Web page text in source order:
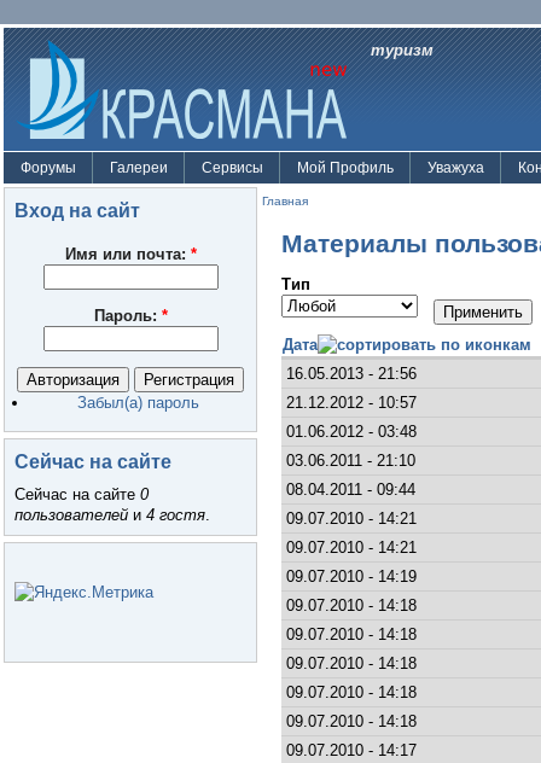
туризм
Форумы Галереи Сервисы Мой Профиль Уважуха
Вход на сайт
Имя или почта: *
Пароль: *
Забыл(а) пароль
Сейчас на сайте
Сейчас на сайте 0
пользователей и 4 гостя
Главная
Материалы
Тип
Дата
16.05.2013 - 21:56
21.12.2012 - 10:57
01.06.2012 - 03:48
03.06.2011 - 21:10
08.04.2011 - 09:44
09.07.2010 - 14:21
09.07.2010 - 14:21
09.07.2010 - 14:19
09.07.2010 - 14:18
09.07.2010 - 14:18
09.07.2010 - 14:18
09.07.2010 - 14:18
09.07.2010 - 14:18
09.07.2010 - 14:17